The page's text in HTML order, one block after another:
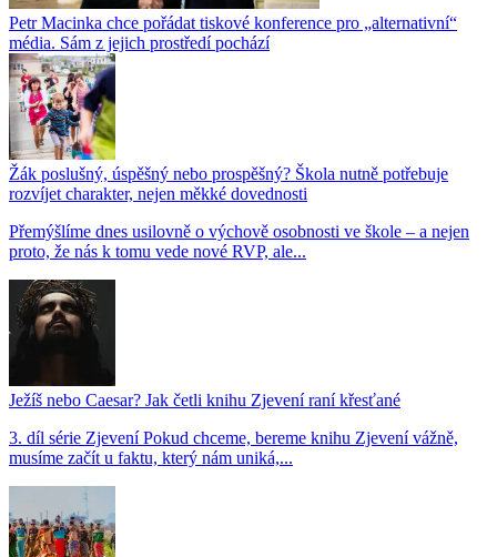
Petr Macinka chce pořádat tiskové konference pro „alternativní“
média. Sám z jejich prostředí pochází
Žák poslušný, úspěšný nebo prospěšný? Škola nutně potřebuje
rozvíjet charakter, nejen měkké dovednosti
Přemýšlíme dnes usilovně o výchově osobnosti ve škole – a nejen
proto, že nás k tomu vede nové RVP, ale...
Ježíš nebo Caesar? Jak četli knihu Zjevení raní křesťané
3. díl série Zjevení Pokud chceme, bereme knihu Zjevení vážně,
musíme začít u faktu, který nám uniká,...